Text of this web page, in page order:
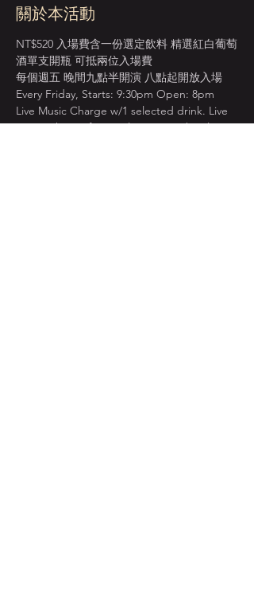
關於本活動
NT$520 入場費含一份選定飲料 精選紅白葡萄
酒單支開瓶 可抵兩位入場費
每個週五 晚間九點半開演 八點起開放入場
Every Friday, Starts: 9:30pm Open: 8pm
Live Music Charge w/1 selected drink. Live
Music Charge for 2 ppl cover one bottle